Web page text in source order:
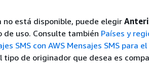
no está disponible, puede elegir
uso. Consulte también Países y
SMS con AWS Mensajes SMS para
tipo de originador que desea es